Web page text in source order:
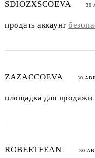
SDIOZXSCOEVA 30
продать аккаунт
ZAZACCOEVA 30
площадка для продажи
ROBERTFEANI 30